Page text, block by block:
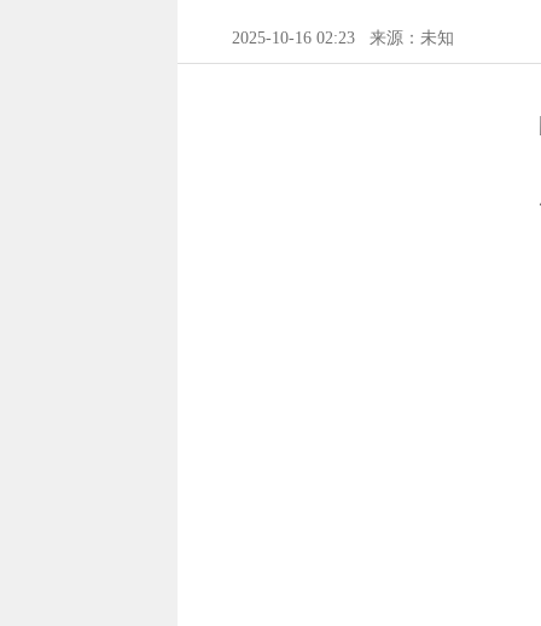
2025-10-16 02:23 来源：未知